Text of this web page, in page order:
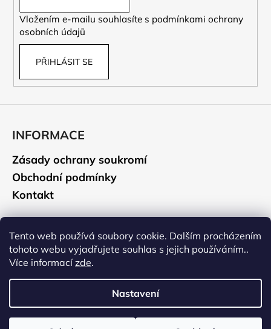
Tento web používá soubory cookie. Dalším procházením
tohoto webu vyjadřujete souhlas s jejich používáním..
Více informacízde.
Nastavení
Vložením e-mailu souhlasíte s podmínkami ochrany
osobních údajů
PŘIHLÁSIT SE
INFORMACE
Zásady ochrany soukromí
Obchodní podmínky
Kontakt
CAMELBAK
Údržba a čištění
Historie značky